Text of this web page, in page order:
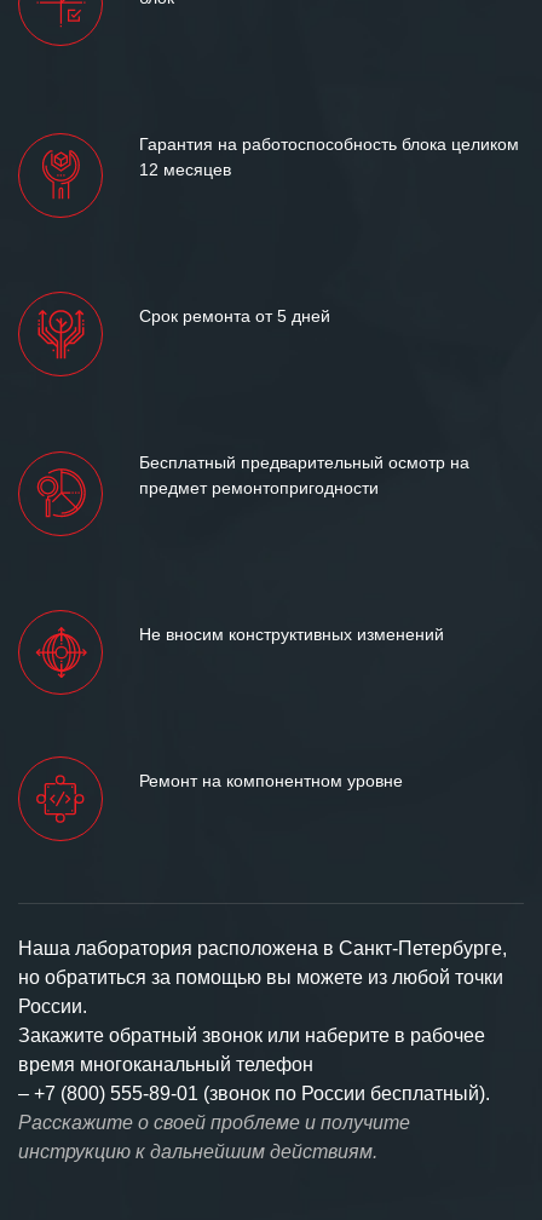
Гарантия на работоспособность блока целиком
12 месяцев
Срок ремонта от 5 дней
Бесплатный предварительный осмотр на
предмет ремонтопригодности
Не вносим конструктивных изменений
Ремонт на компонентном уровне
Наша лаборатория расположена в Санкт-Петербурге,
но обратиться за помощью вы можете из любой точки
России.
Закажите обратный звонок или наберите в рабочее
время многоканальный телефон
– +7 (800) 555-89-01 (звонок по России бесплатный).
Расскажите о своей проблеме и получите
инструкцию к дальнейшим действиям.